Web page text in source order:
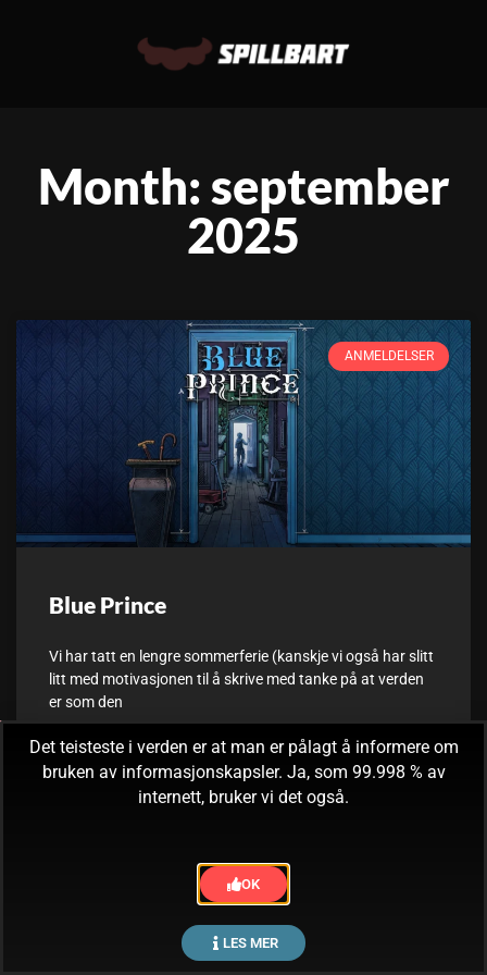
Month: september
2025
ANMELDELSER
Blue Prince
Vi har tatt en lengre sommerferie (kanskje vi også har slitt
litt med motivasjonen til å skrive med tanke på at verden
er som den
30. september, 2025 Ingen kommentarer
Det teisteste i verden er at man er pålagt å informere om
bruken av informasjonskapsler. Ja, som 99.998 % av
internett, bruker vi det også.
OK
LES MER